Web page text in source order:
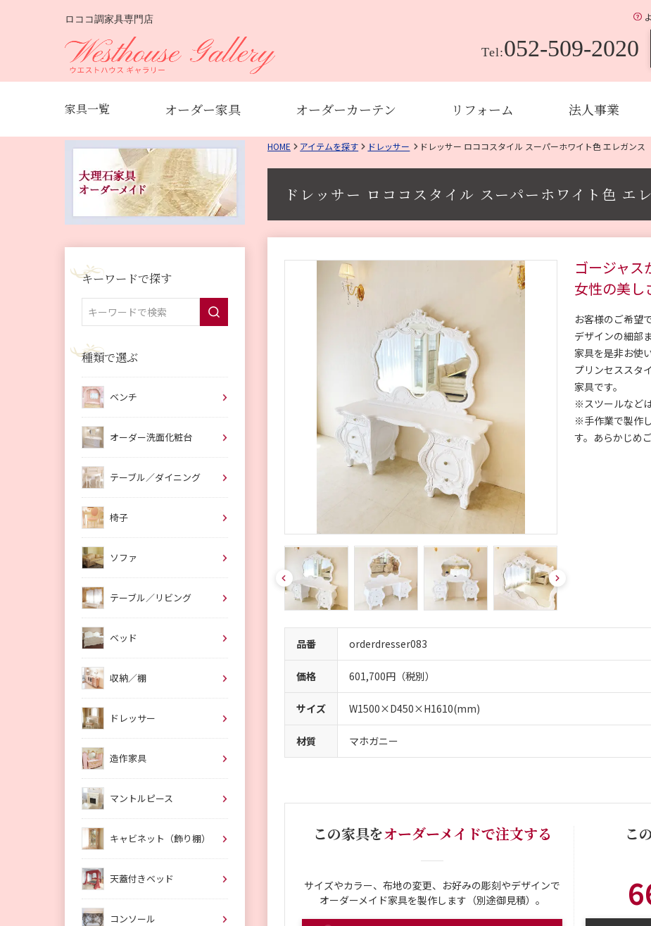
ロココ調家具専門店
Tel:052-509-2020
家具一覧 オーダー家具 オーダーカーテン リフォーム 法人事業
HOME アイテムを探す ドレッサー ドレッサー ロココスタイル スーパーホワイト色 エレガンス
ドレッサー ロココスタイル スーパーホワイト色 エ
pre
v
nex
t
ゴージャ
女性の美し
お客様のご希望
デザインの細部
家具を是非お使
プリンセススタ
家具です。
※スツールなど
※手作業で製作
す。あらかじめ
品番 orderdresser083
価格 601,700円（税別）
サイズ W1500×D450×H1610(mm)
材質 マホガニー
この家具をオーダーメイドで注文する
サイズやカラー、布地の変更、お好みの彫刻やデザインで
オーダーメイド家具を製作します（別途御見積）。
こ
キーワードで探す
種類で選ぶ
ベンチ
オーダー洗面化粧台
テーブル／ダイニング
椅子
ソファ
テーブル／リビング
ベッド
収納／棚
ドレッサー
造作家具
マントルピース
キャビネット（飾り棚）
天蓋付きベッド
コンソール